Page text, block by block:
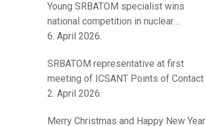
Safety
Young SRBATOM specialist wins
national competition in nuclear
innovations
6. April 2026.
SRBATOM representative at first
meeting of ICSANT Points of Contact
2. April 2026.
Merry Christmas and Happy New Year